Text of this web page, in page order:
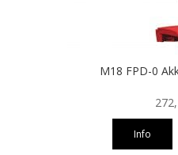
M18 FPD-0
Info